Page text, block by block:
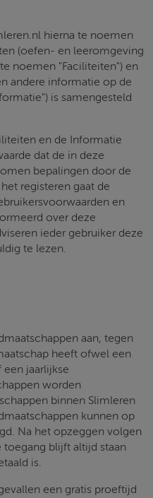
hierna te noemen
(oefen- en leeromgeving
noemen "Faciliteiten") en
andere informatie op de
is samengesteld
en de Informatie
dat de in deze
bepalingen door de
registeren gaat de
en
over deze
ieder gebruiker deze
te lezen.
aan, tegen
heeft ofwel een
jaarlijkse
worden
binnen Slimleren
kunnen op
Na het opzeggen volgen
toegang blijft altijd staan
is.
een gratis proeftijd